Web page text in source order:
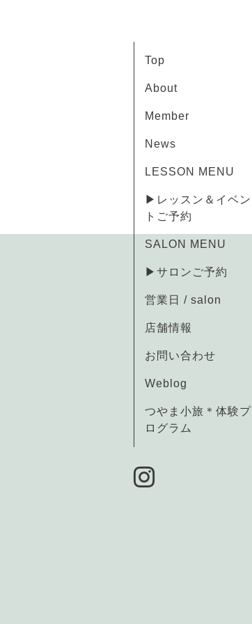
Top
About
Member
News
LESSON MENU
▶レッスン＆イベン
トご予約
SALON MENU
▶サロンご予約
営業日 / salon
店舗情報
お問い合わせ
Weblog
つやま小旅＊体験プ
ログラム